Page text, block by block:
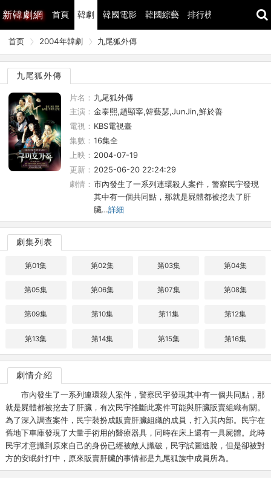
新韓劇網 首頁 韓劇 韓國電影 韓國綜藝 排行榜
首页 2004年韓劇 九尾狐外傳
九尾狐外傳
片名： 九尾狐外傳
主演： 金泰熙,趙顯宰,韓藝瑟,JunJin,鮮於善
電視： KBS電視臺
集數： 16集全
上映： 2004-07-19
更新： 2025-06-20 22:24:29
劇情： 市內發生了一系列連環殺人案件，警察民宇發現
其中有一個共同點，那就是屍體都被挖去了肝
臟…詳細
劇集列表
第01集 第02集 第03集 第04集
第05集 第06集 第07集 第08集
第09集 第10集 第11集 第12集
第13集 第14集 第15集 第16集
劇情介紹
市內發生了一系列連環殺人案件，警察民宇發現其中有一個共同點，那
就是屍體都被挖去了肝臟，有次民宇推斷此案件可能與肝臟販賣組織有關。
為了深入調查案件，民宇裝扮成販賣肝臟組織的成員，打入其內部。民宇在
舊地下車庫發現了大量手術用的醫療器具，同時在床上還有一具屍體。此時
民宇才意識到原來自己的身份已經被敵人識破，民宇試圖逃脫，但是卻被對
方的安眠針打中，原來販賣肝臟的事情都是九尾狐族中成員所為。